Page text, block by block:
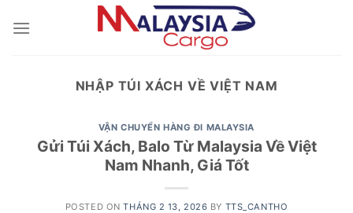
NHẬP TÚI XÁCH VỀ VIỆT NAM
VẬN CHUYỂN HÀNG ĐI MALAYSIA
Gửi Túi Xách, Balo Từ Malaysia Về Việt
Nam Nhanh, Giá Tốt
POSTED ONTHÁNG 2 13, 2026 BY TTS_CANTHO